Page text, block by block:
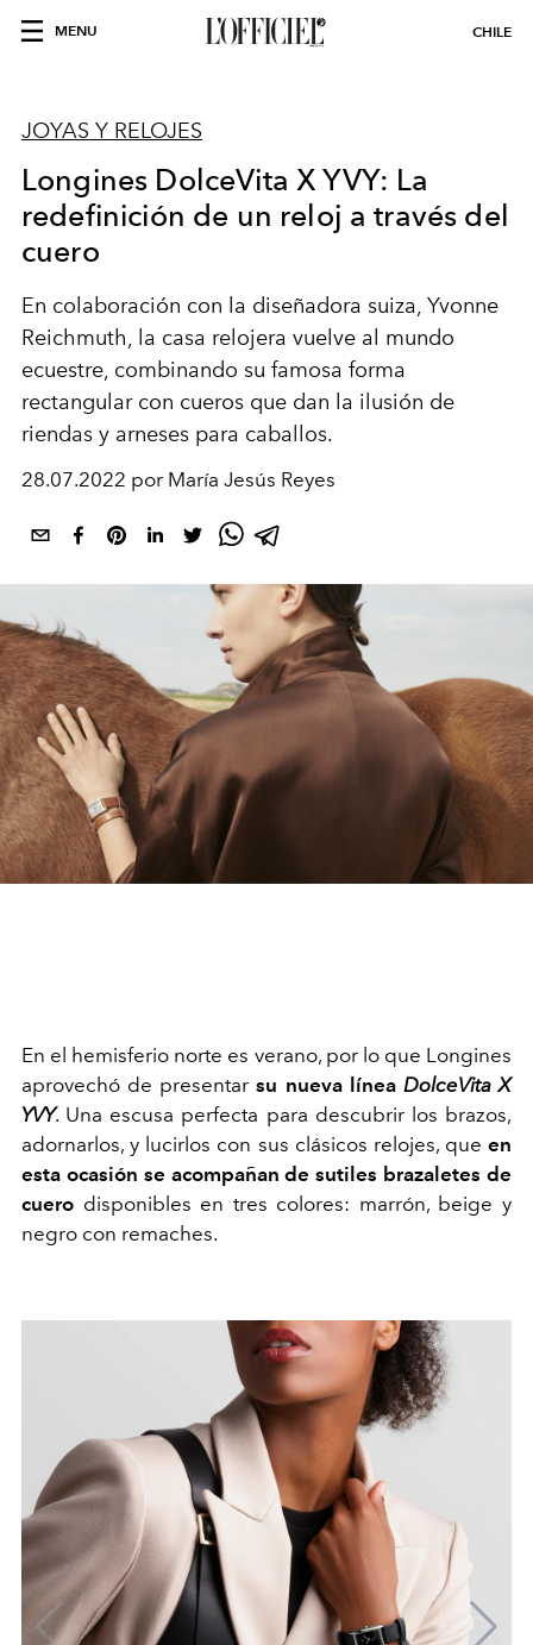
MENU CHILE
JOYAS Y RELOJES
Longines DolceVita X YVY: La
redefinición de un reloj a través del
cuero
En colaboración con la diseñadora suiza, Yvonne
Reichmuth, la casa relojera vuelve al mundo
ecuestre, combinando su famosa forma
rectangular con cueros que dan la ilusión de
riendas y arneses para caballos.
28.07.2022 por María Jesús Reyes
En el hemisferio norte es verano, por lo que Longines
aprovechó de presentarsu nueva línea DolceVita X
YVY. Una escusa perfecta para descubrir los brazos,
adornarlos, y lucirlos con sus clásicos relojes, que en
esta ocasión se acompañan de sutiles brazaletes de
cuero disponibles en tres colores: marrón, beige y
negro con remaches.